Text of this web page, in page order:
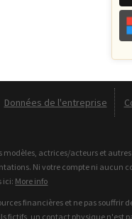
Données de l'entreprise
modèles, actrices/acteurs et
Ni votre compte ni aucun
ici: More info
financières et ne pas souffrir
un contact physique n'est